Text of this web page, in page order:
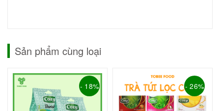
Sản phẩm cùng loại
- 18% - 26%